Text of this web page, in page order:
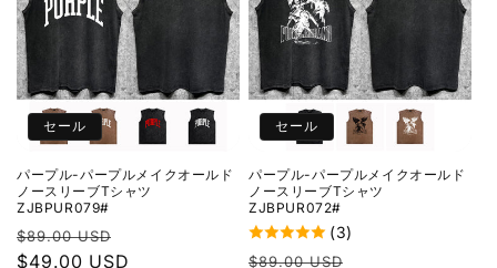
セール
パープル-パープルメイクオールド
ノースリーブTシャツ
ZJBPUR079#
通
常
$89.00 USD
ー
$49.00 USD
セール
パープル-パープルメイクオールド
ノースリーブTシャツ
ZJBPUR072#
(3)
通
$89.00 USD